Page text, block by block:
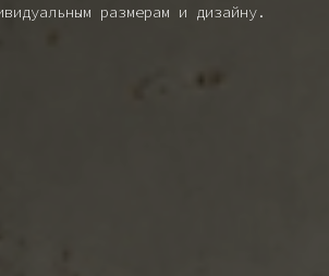
размерам и дизайну.